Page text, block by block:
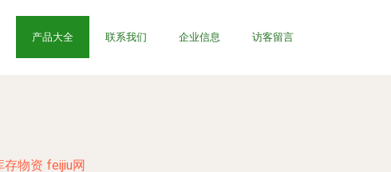
产品大全 联系我们 企业信息 访客留言
存物资 feijiu网